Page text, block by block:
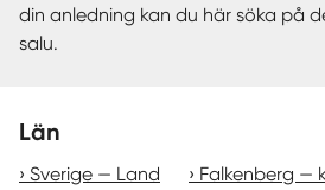
din anledning kan du här söka på
salu.
Län
Sverige — Land
Falkenberg —